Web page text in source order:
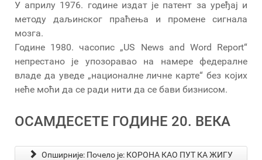
У априлу 1976. године издат је патент за уређај и
методу даљинског праћења и промене сигнала
мозга.
Године 1980. часопис „US News and Word Report“
непрестано је упозоравао на намере федералне
владе да уведе „националне личне карте“ без којих
неће моћи да се ради нити да се бави бизнисом.
ОСАМДЕСЕТЕ ГОДИНЕ 20. ВЕКА
Опширније: Почело је: КОРОНА КАО ПУТ КА ЖИГУ